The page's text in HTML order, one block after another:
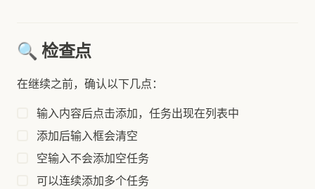
🔍 检查点
在继续之前，确认以下几点：
输入内容后点击添加，任务出现在列表中
添加后输入框会清空
空输入不会添加空任务
可以连续添加多个任务